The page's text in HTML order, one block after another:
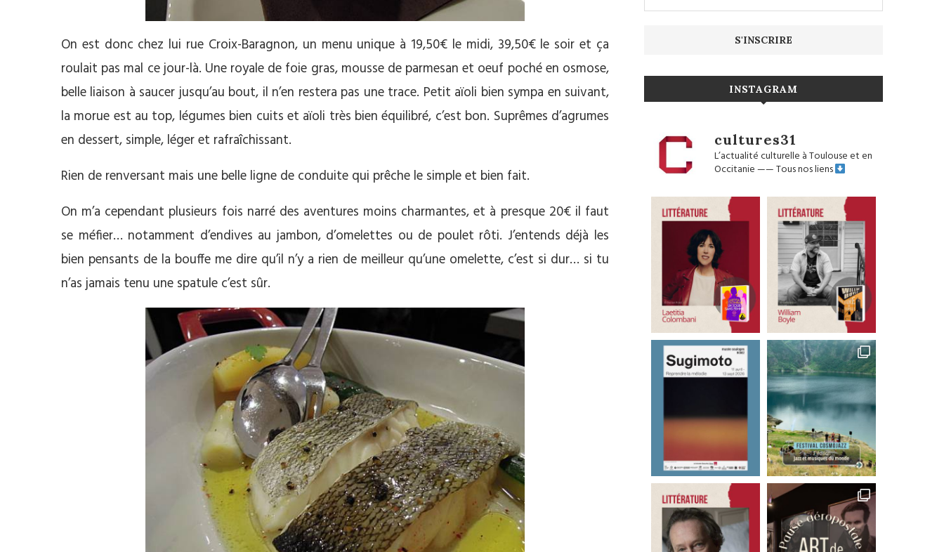
On est donc chez lui rue Croix-Baragnon, un menu unique à 19,50€ le midi, 39,50€ le soir et ça
roulait pas mal ce jour-là. Une royale de foie gras, mousse de parmesan et oeuf poché en osmose,
belle liaison à saucer jusqu’au bout, il n’en restera pas une trace. Petit aïoli bien sympa en suivant,
la morue est au top, légumes bien cuits et aïoli très bien équilibré, c’est bon. Suprêmes d’agrumes
en dessert, simple, léger et rafraîchissant.
Rien de renversant mais une belle ligne de conduite qui prêche le simple et bien fait.
On m’a cependant plusieurs fois narré des aventures moins charmantes, et à presque 20€ il faut
se méfier… notamment d’endives au jambon, d’omelettes ou de poulet rôti. J’entends déjà les
bien pensants de la bouffe me dire qu’il n’y a rien de meilleur qu’une omelette, c’est si dur… si tu
n’as jamais tenu une spatule c’est sûr.
INSTAGRAM
cultures31
L’actualité culturelle à Toulouse et en
Occitanie——Tous nos liens